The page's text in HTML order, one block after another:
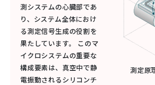
測システムの心臓部であ
り、システム全体におけ
る測定信号生成の役割を
果たしています。 このマ
イクロシステムの重要な
構成要素は、真空中で静
電振動されるシリコンチ
測定原